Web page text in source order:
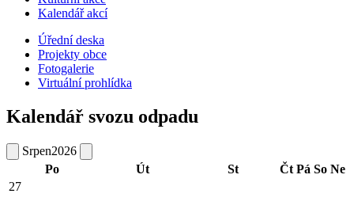
Kalendář akcí
Úřední deska
Projekty obce
Fotogalerie
Virtuální prohlídka
Kalendář svozu odpadu
Srpen2026
Po
Út St Čt Pá So Ne
27